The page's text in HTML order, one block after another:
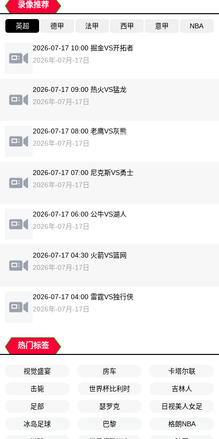
录像推荐
英超 德甲 法甲 西甲 意甲 NBA
2026-07-17 10:00 掘金VS开拓者
2026年-07月-17日
2026-07-17 09:00 热火VS猛龙
2026年-07月-17日
2026-07-17 08:00 老鹰VS灰熊
2026年-07月-17日
2026-07-17 07:00 尼克斯VS勇士
2026年-07月-17日
2026-07-17 06:00 公牛VS湖人
2026年-07月-17日
2026-07-17 04:30 火箭VS篮网
2026年-07月-17日
2026-07-17 04:00 雷霆VS独行侠
2026年-07月-17日
热门标签
视觉盛宴 房车 卡塔尔联
击毙 世界杯比利时 吉林人
足部 瑟罗克 日视美人女足
冰岛足球 巴黎 格朗NBA